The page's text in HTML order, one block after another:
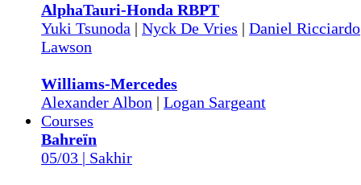
AlphaTauri-Honda RBPT
Yuki Tsunoda | Nyck De Vries | Daniel Ricciardo
Lawson
Williams-Mercedes
Alexander Albon | Logan Sargeant
Courses
Bahreïn
05/03 | Sakhir